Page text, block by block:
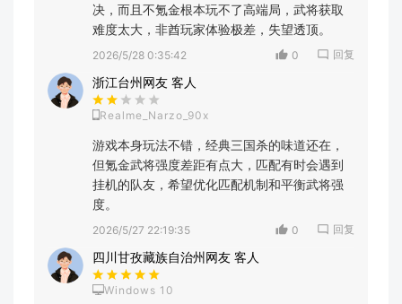
决，而且不氪金根本玩不了高端局，武将获取
难度太大，非酋玩家体验极差，失望透顶。
2026/5/28 0:35:42 0 回复
浙江台州网友 客人
Realme_Narzo_90x
游戏本身玩法不错，经典三国杀的味道还在，
但氪金武将强度差距有点大，匹配有时会遇到
挂机的队友，希望优化匹配机制和平衡武将强
度。
2026/5/27 22:19:35 0 回复
四川甘孜藏族自治州网友 客人
Windows 10